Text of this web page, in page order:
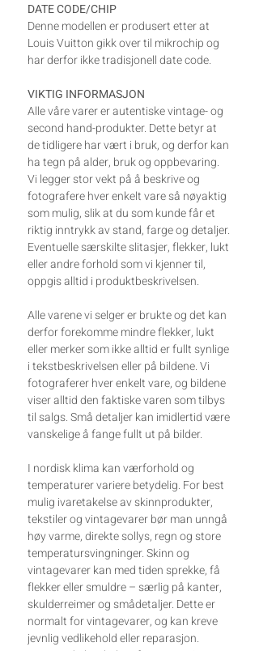
DATE CODE/CHIP
Denne modellen er produsert etter at
Louis Vuitton gikk over til mikrochip og
har derfor ikke tradisjonell date code.
VIKTIG INFORMASJON
Alle våre varer er autentiske vintage- og
second hand-produkter. Dette betyr at
de tidligere har vært i bruk, og derfor kan
ha tegn på alder, bruk og oppbevaring.
Vi legger stor vekt på å beskrive og
fotografere hver enkelt vare så nøyaktig
som mulig, slik at du som kunde får et
riktig inntrykk av stand, farge og detaljer.
Eventuelle særskilte slitasjer, flekker, lukt
eller andre forhold som vi kjenner til,
oppgis alltid i produktbeskrivelsen.
Alle varene vi selger er brukte og det kan
derfor forekomme mindre flekker, lukt
eller merker som ikke alltid er fullt synlige
i tekstbeskrivelsen eller på bildene. Vi
fotograferer hver enkelt vare, og bildene
viser alltid den faktiske varen som tilbys
til salgs. Små detaljer kan imidlertid være
vanskelige å fange fullt ut på bilder.
I nordisk klima kan værforhold og
temperaturer variere betydelig. For best
mulig ivaretakelse av skinnprodukter,
tekstiler og vintagevarer bør man unngå
høy varme, direkte sollys, regn og store
temperatursvingninger. Skinn og
vintagevarer kan med tiden sprekke, få
flekker eller smuldre – særlig på kanter,
skulderreimer og smådetaljer. Dette er
normalt for vintagevarer, og kan kreve
jevnlig vedlikehold eller reparasjon.